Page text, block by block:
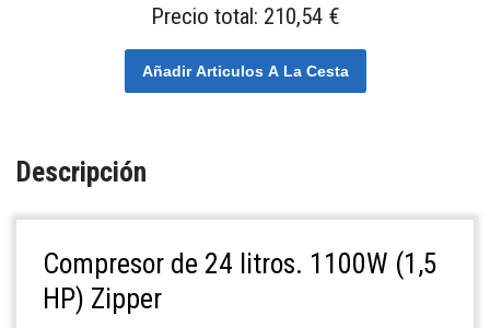
Precio total: 210,54 €
Añadir Articulos A La Cesta
Descripción
Compresor de 24 litros. 1100W (1,5
HP) Zipper